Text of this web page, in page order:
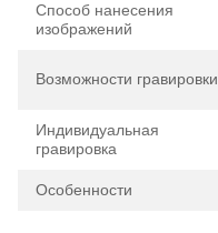
Способ нанесения
изображений
Возможности гравировки
Индивидуальная
гравировка
Особенности